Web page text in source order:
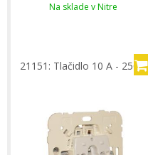
Na sklade v Nitre
21151: Tlačidlo 10 A - 250 V